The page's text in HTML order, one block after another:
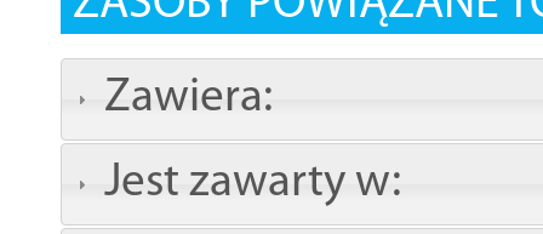
Zawiera:
Jest zawarty w: